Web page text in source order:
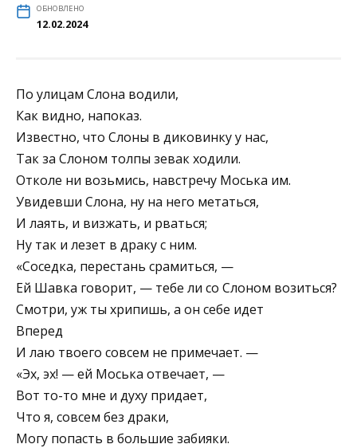
ОБНОВЛЕНО
12.02.2024
По улицам Слона водили,
Как видно, напоказ.
Известно, что Слоны в диковинку у нас,
Так за Слоном толпы зевак ходили.
Отколе ни возьмись, навстречу Моська им.
Увидевши Слона, ну на него метаться,
И лаять, и визжать, и рваться;
Ну так и лезет в драку с ним.
«Соседка, перестань срамиться, —
Ей Шавка говорит, — тебе ли со Слоном возиться?
Смотри, уж ты хрипишь, а он себе идет
Вперед
И лаю твоего совсем не примечает. —
«Эх, эх! — ей Моська отвечает, —
Вот то-то мне и духу придает,
Что я, совсем без драки,
Могу попасть в большие забияки.